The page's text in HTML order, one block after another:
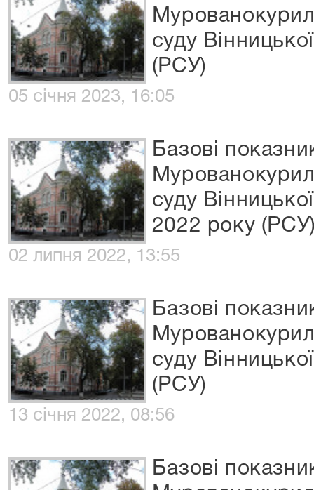
суду
(РСУ)
05 січня 2023, 16:05
Базові
суду
2022 року
02 липня 2022, 13:55
Базові
суду
(РСУ)
13 січня 2022, 08:56
Базові